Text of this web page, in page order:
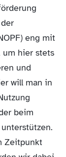
eng mit
um hier stets
und
will man in
beim
Zeitpunkt